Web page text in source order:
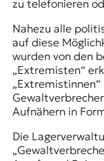
zu telefonieren
Nahezu alle
auf diese
wurden von den
„Extremisten“
Aufnähern in
Die